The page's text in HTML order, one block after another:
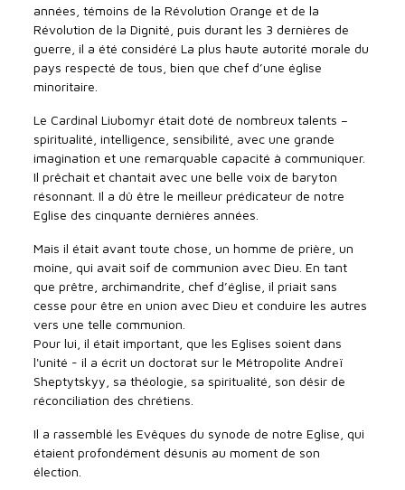
années, témoins de la Révolution Orange et de la
Révolution de la Dignité, puis durant les 3 dernières de
guerre, il a été considéré La plus haute autorité morale du
pays respecté de tous, bien que chef d’une église
minoritaire.
Le Cardinal Liubomyr était doté de nombreux talents –
spiritualité, intelligence, sensibilité, avec une grande
imagination et une remarquable capacité à communiquer.
Il prêchait et chantait avec une belle voix de baryton
résonnant. Il a dû être le meilleur prédicateur de notre
Eglise des cinquante dernières années.
Mais il était avant toute chose, un homme de prière, un
moine, qui avait soif de communion avec Dieu. En tant
que prêtre, archimandrite, chef d’église, il priait sans
cesse pour être en union avec Dieu et conduire les autres
vers une telle communion.
Pour lui, il était important, que les Eglises soient dans
l'unité - il a écrit un doctorat sur le Métropolite Andreï
Sheptytskyy, sa théologie, sa spiritualité, son désir de
réconciliation des chrétiens.
Il a rassemblé les Evêques du synode de notre Eglise, qui
étaient profondément désunis au moment de son
élection.